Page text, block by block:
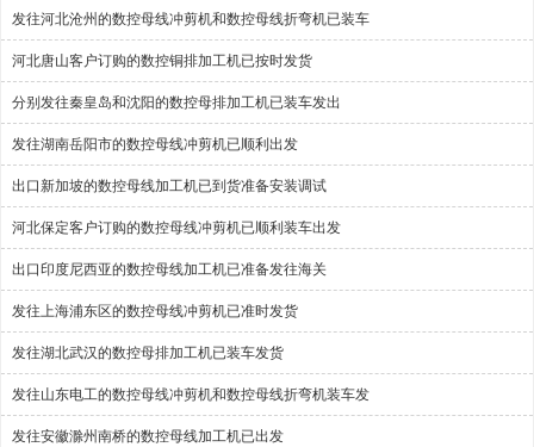
发往河北沧州的数控母线冲剪机和数控母线折弯机已装车
河北唐山客户订购的数控铜排加工机已按时发货
分别发往秦皇岛和沈阳的数控母排加工机已装车发出
发往湖南岳阳市的数控母线冲剪机已顺利出发
出口新加坡的数控母线加工机已到货准备安装调试
河北保定客户订购的数控母线冲剪机已顺利装车出发
出口印度尼西亚的数控母线加工机已准备发往海关
发往上海浦东区的数控母线冲剪机已准时发货
发往湖北武汉的数控母排加工机已装车发货
发往山东电工的数控母线冲剪机和数控母线折弯机装车发
发往安徽滁州南桥的数控母线加工机已出发